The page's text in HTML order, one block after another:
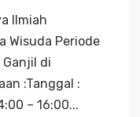
Ilmiah
Wisuda Periode
di
:Tanggal :
– 16:00...